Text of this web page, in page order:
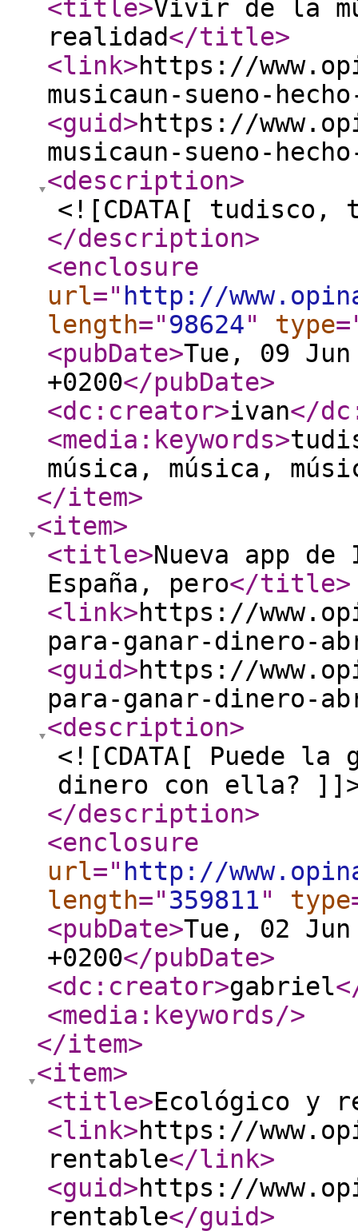
<title>Vivir de la
realidad</title>
<link>https://
musicaun-sueno-
<guid>https://
musicaun-sueno-
<description>
<![CDATA[
</description>
<enclosure
url=" http://
length="98624" type
<pubDate>Tue, 09
+0200</pubDate>
<dc:creator>ivan</
<media:keywords>
música, música,
</item>
<item>
<title>Nueva app
España, pero</title>
<link>https://
para-ganar-dinero-
<guid>https://
para-ganar-dinero-
<description>
<![CDATA[ Puede la
dinero con ella?
</description>
<enclosure
url=" http://
length="359811" type
<pubDate>Tue, 02
+0200</pubDate>
<dc:creator>gabriel
<media:keywords/>
</item>
<item>
<title>Ecológico y
<link>https://
rentable</link>
<guid>https://
rentable</guid>